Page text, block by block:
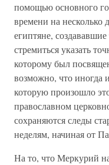
помощью основного
времени на несколько
египтяне,
стремиться указать
которому был
возможно, что иногда
которую произошло
православном
сохраняются следы
неделям, начиная от
На то, что Меркурий